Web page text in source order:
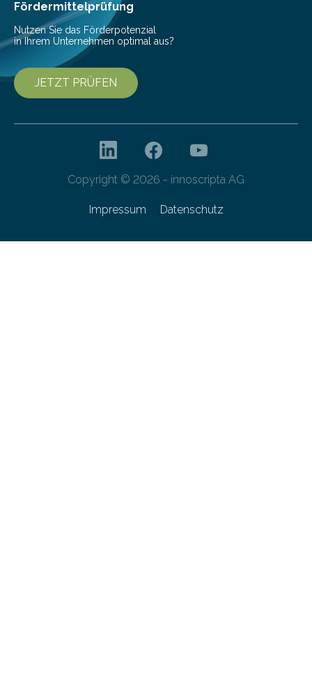
Fördermittelprüfung
Nutzen Sie das Förderpotenzial
in Ihrem Unternehmen optimal aus?
JETZT PRÜFEN
Copyright © 2026 - innoscripta AG
Impressum Datenschutz